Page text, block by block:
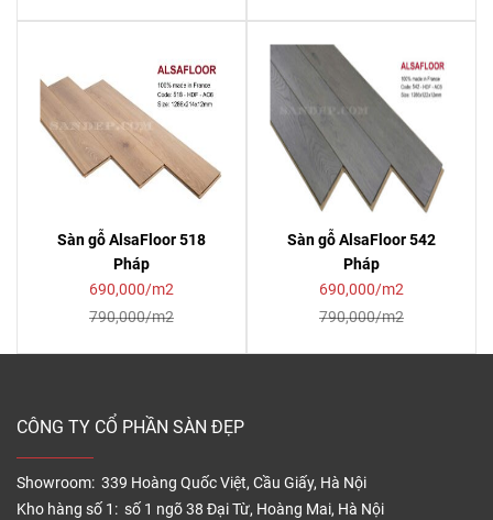
Sàn gỗ AlsaFloor 518
Pháp
690,000/m2
790,000/m2
Sàn gỗ AlsaFloor 542
Pháp
690,000/m2
790,000/m2
CÔNG TY CỔ PHẦN SÀN ĐẸP
Showroom: 339 Hoàng Quốc Việt, Cầu Giấy, Hà Nội
Kho hàng số 1: số 1 ngõ 38 Đại Từ, Hoàng Mai, Hà Nội